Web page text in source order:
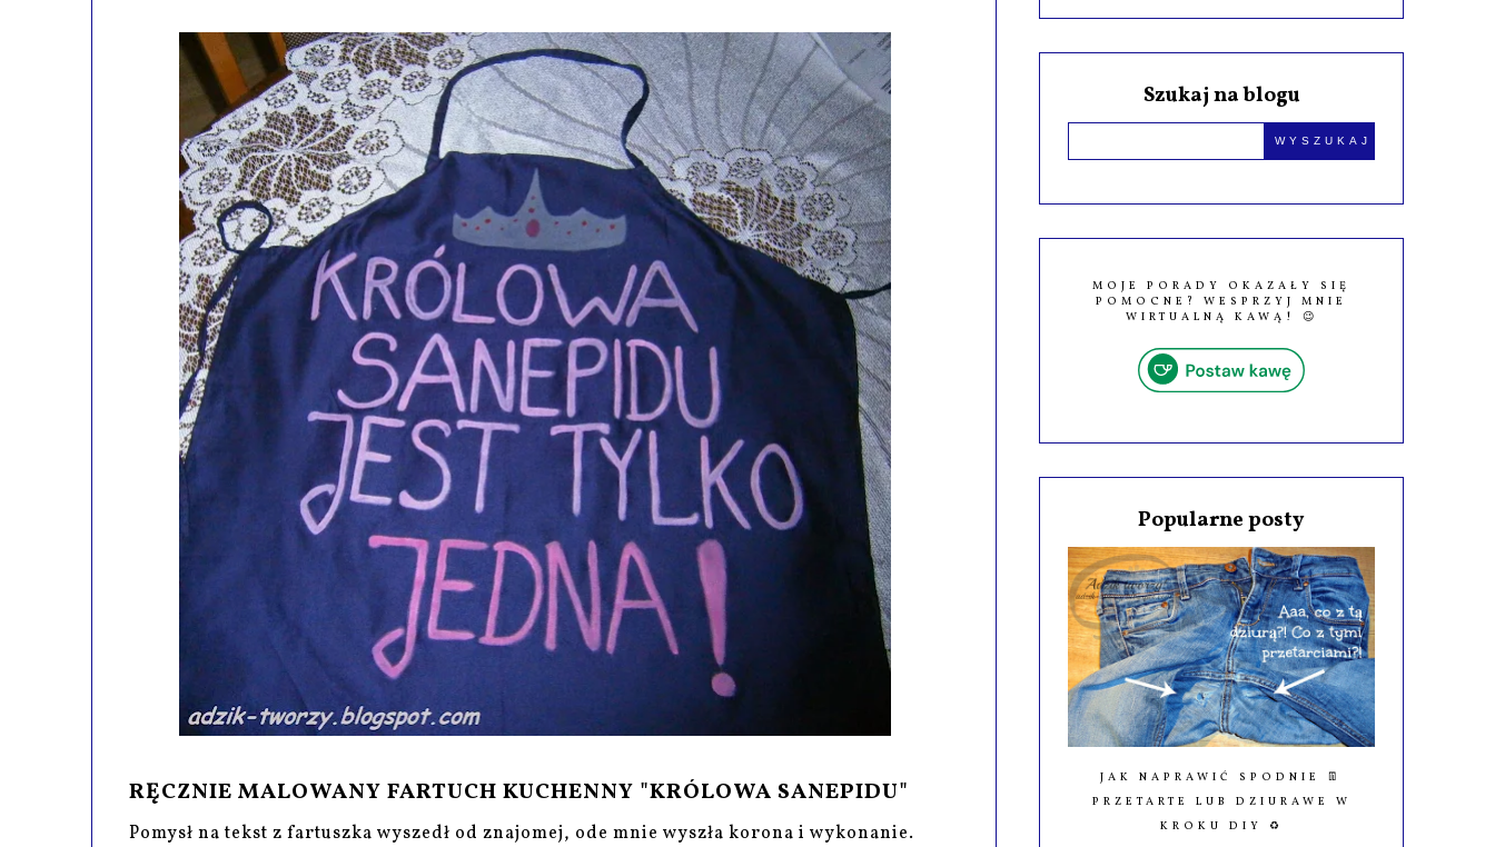
RĘCZNIE MALOWANY FARTUCH KUCHENNY "KRÓLOWA SANEPIDU"
Pomysł na tekst z fartuszka wyszedł od znajomej, ode mnie wyszła korona i wykonanie.
Szukaj na blogu
MOJE PORADY OKAZAŁY SIĘ
POMOCNE? WESPRZYJ MNIE
WIRTUALNĄ KAWĄ! 😉
Popularne posty
JAK NAPRAWIĆ SPODNIE 👖
PRZETARTE LUB DZIURAWE W
KROKU DIY ♻️